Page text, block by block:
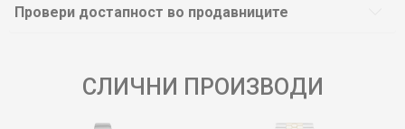
Провери достапност во продавниците
СЛИЧНИ ПРОИЗВОДИ